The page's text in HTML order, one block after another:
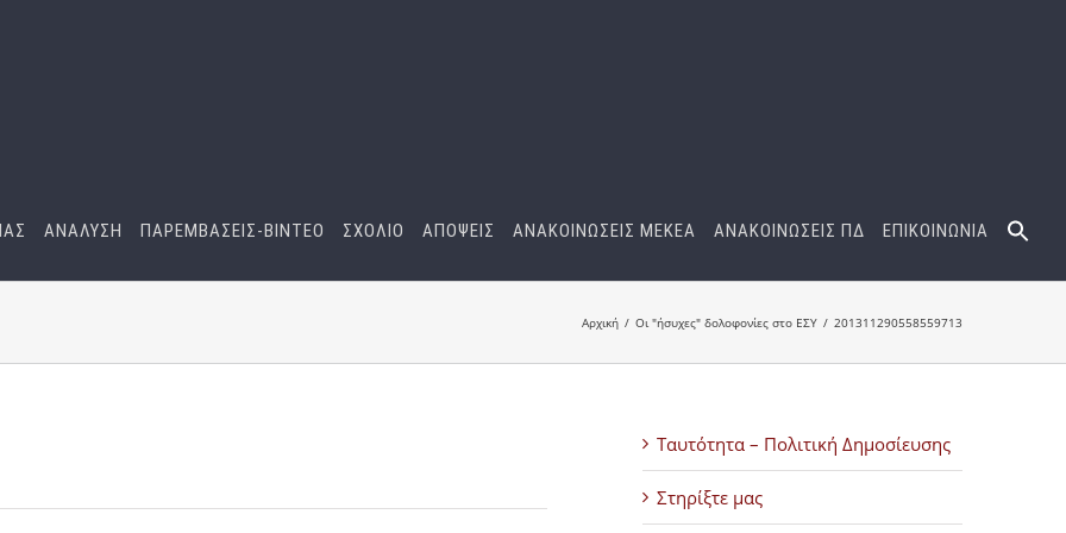
ΑΝΑΛΥΣΗ ΠΑΡΕΜΒΑΣΕΙΣ-BINTEO ΣΧΟΛΙΟ ΑΠΟΨΕΙΣ ΑΝΑΚΟΙΝΩΣΕΙΣ ΜΕΚΕΑ ΑΝΑΚΟΙΝΩΣΕΙΣ ΠΔ ΕΠΙΚΟΙΝΩΝΙΑ
Αρχική Οι "ήσυχες" δολοφονίες στο ΕΣΥ 201311290558559713
Ταυτότητα – Πολιτική Δημοσίευσης
Στηρίξτε μας